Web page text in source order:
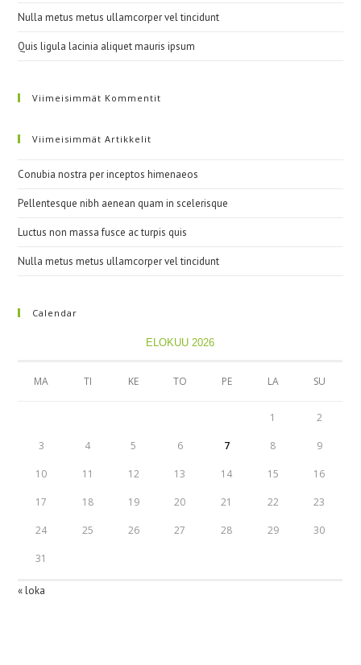
Nulla metus metus ullamcorper vel tincidunt
Quis ligula lacinia aliquet mauris ipsum
Viimeisimmät Kommentit
Viimeisimmät Artikkelit
Conubia nostra per inceptos himenaeos
Pellentesque nibh aenean quam in scelerisque
Luctus non massa fusce ac turpis quis
Nulla metus metus ullamcorper vel tincidunt
Calendar
ELOKUU 2026
MA TI KE TO PE LA SU
1 2
3 4 5 6 7 8 9
10 11 12 13 14 15 16
17 18 19 20 21 22 23
24 25 26 27 28 29 30
31
« loka